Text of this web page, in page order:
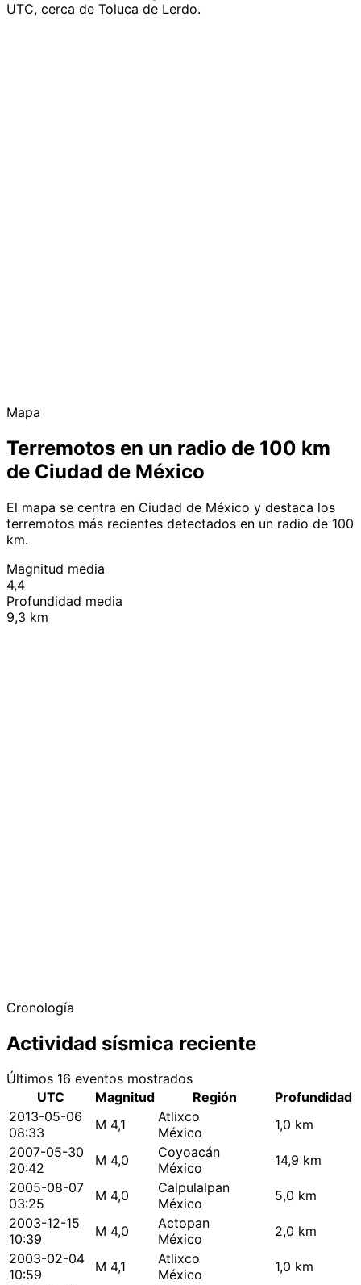
UTC, cerca de Toluca de Lerdo.
Mapa
Terremotos en un radio de 100 km
de Ciudad de México
El mapa se centra en Ciudad de México y destaca los
terremotos más recientes detectados en un radio de 100
km.
Magnitud media
4,4
Profundidad media
9,3 km
Cronología
Actividad sísmica reciente
Últimos 16 eventos mostrados
UTC
Magnitud Región
Profundidad
2013-05-06
08:33
M 4,1
Atlixco
México
1,0 km
2007-05-30
20:42
M 4,0
Coyoacán
México
14,9 km
2005-08-07
03:25
M 4,0
Calpulalpan
México
5,0 km
2003-12-15
10:39
M 4,0
Actopan
México
2,0 km
2003-02-04
10:59
M 4,1
Atlixco
México
1,0 km